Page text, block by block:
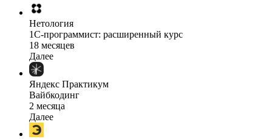
Нетология
1C-программист: расширенный курс
18 месяцев
Далее
Яндекс Практикум
Вайбкодинг
2 месяца
Далее